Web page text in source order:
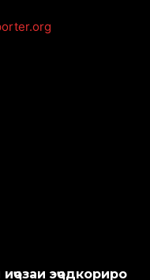
эҷодкориро